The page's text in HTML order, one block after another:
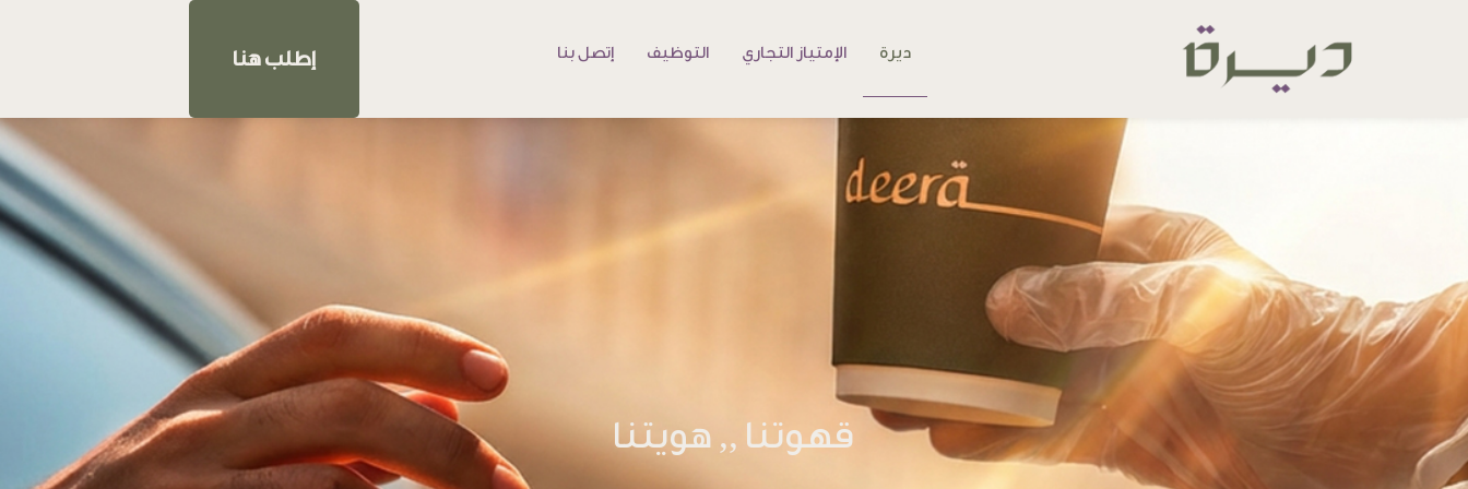
ديرة الإمتياز التجاري التوظيف إتصل بنا إطلب هنا
قهوتنا ,, هويتنا